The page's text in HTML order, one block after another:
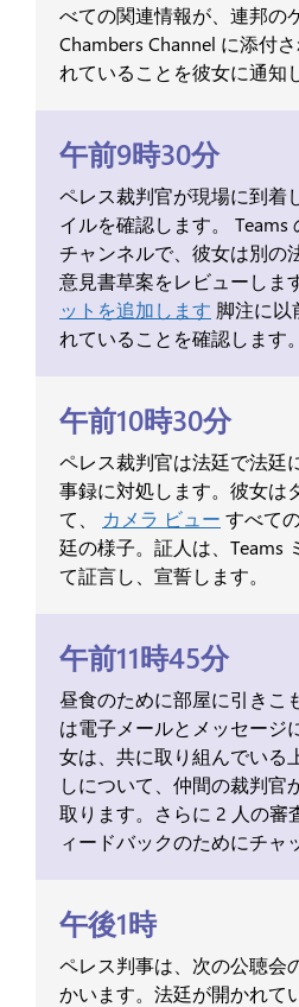
べての関連情報が、連邦の
Chambers Channel に添付
れていることを彼女に通知
午前9時30分
ペレス裁判官が現場に到着
イルを確認します。 Teams
チャンネルで、彼女は別の
意見書草案をレビューしま
ットを追加します 脚注に以
れていることを確認します。
午前10時30分
ペレス裁判官は法廷で法廷
事録に対処します。彼女は
て、 カメラ ビュー すべて
廷の様子。証人は、Teams
て証言し、宣誓します。
午前11時45分
昼食のために部屋に引きこ
は電子メールとメッセージ
女は、共に取り組んでいる
しについて、仲間の裁判官
取ります。さらに 2 人の審
ィードバックのためにチャ
午後1時
ペレス判事は、次の公聴会
かいます。法廷が開かれて